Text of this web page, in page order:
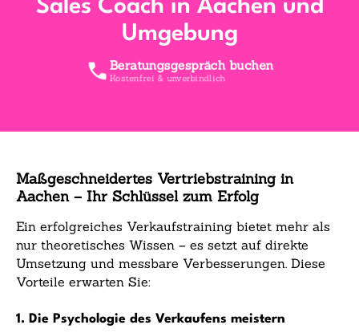
Sales Coach in Aachen und
Umgebung
Beratungsgespräch buchen
Kostenfrei & unverbindlich
Maßgeschneidertes Vertriebstraining in
Aachen – Ihr Schlüssel zum Erfolg
Ein erfolgreiches Verkaufstraining bietet mehr als
nur theoretisches Wissen – es setzt auf direkte
Umsetzung und messbare Verbesserungen. Diese
Vorteile erwarten Sie:
1. Die Psychologie des Verkaufens meistern